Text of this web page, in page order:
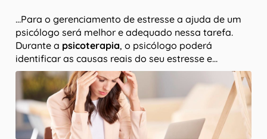
…Para o gerenciamento de estresse a ajuda de um
psicólogo será melhor e adequado nessa tarefa.
Durante a psicoterapia, o psicólogo poderá
identificar as causas reais do seu estresse e…